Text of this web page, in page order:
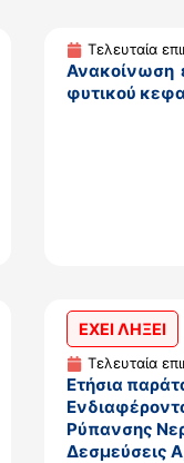
Τελευταία
Ανακοίνωση
φυτικού
ΕΧΕΙ ΛΗΞΕΙ
Τελευταία
Ετήσια
Ρύπανσης
Δεσμεύσεις